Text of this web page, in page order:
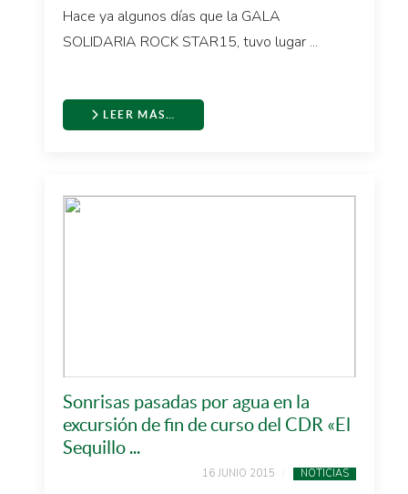
Hace ya algunos días que la GALA
SOLIDARIA ROCK STAR15, tuvo lugar ...
LEER MÁS…
Sonrisas pasadas por agua en la
excursión de fin de curso del CDR «El
Sequillo ...
16 JUNIO 2015 NOTICIAS